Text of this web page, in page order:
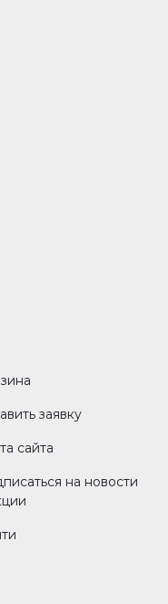
заявку
сайта
на новости